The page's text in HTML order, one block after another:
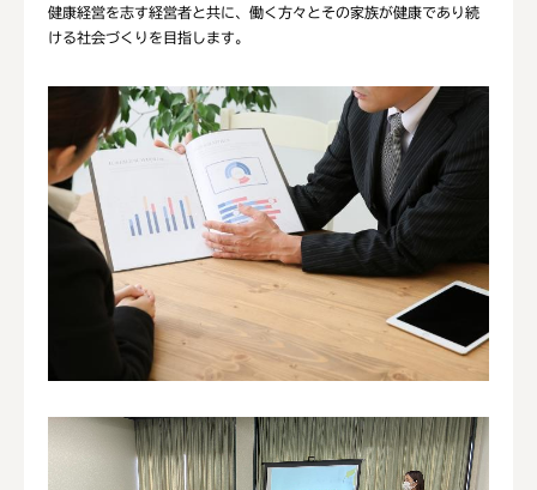
健康経営を志す経営者と共に、働く方々とその家族が健康であり続
ける社会づくりを目指します。